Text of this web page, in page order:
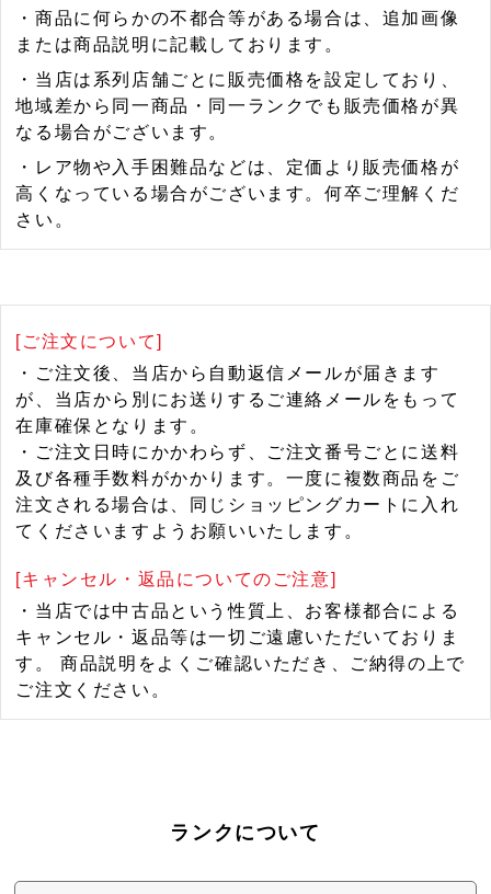
・商品に何らかの不都合等がある場合は、追加画像
または商品説明に記載しております。
・当店は系列店舗ごとに販売価格を設定しており、
地域差から同一商品・同一ランクでも販売価格が異
なる場合がございます。
・レア物や入手困難品などは、定価より販売価格が
高くなっている場合がございます。何卒ご理解くだ
さい。
[ご注文について]
・ご注文後、当店から自動返信メールが届きます
が、当店から別にお送りするご連絡メールをもって
在庫確保となります。
・ご注文日時にかかわらず、ご注文番号ごとに送料
及び各種手数料がかかります。一度に複数商品をご
注文される場合は、同じショッピングカートに入れ
てくださいますようお願いいたします。
[キャンセル・返品についてのご注意]
・当店では中古品という性質上、お客様都合による
キャンセル・返品等は一切ご遠慮いただいておりま
す。 商品説明をよくご確認いただき、ご納得の上で
ご注文ください。
ランクについて